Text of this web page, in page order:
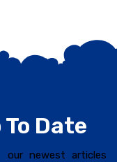
Date
newest articles